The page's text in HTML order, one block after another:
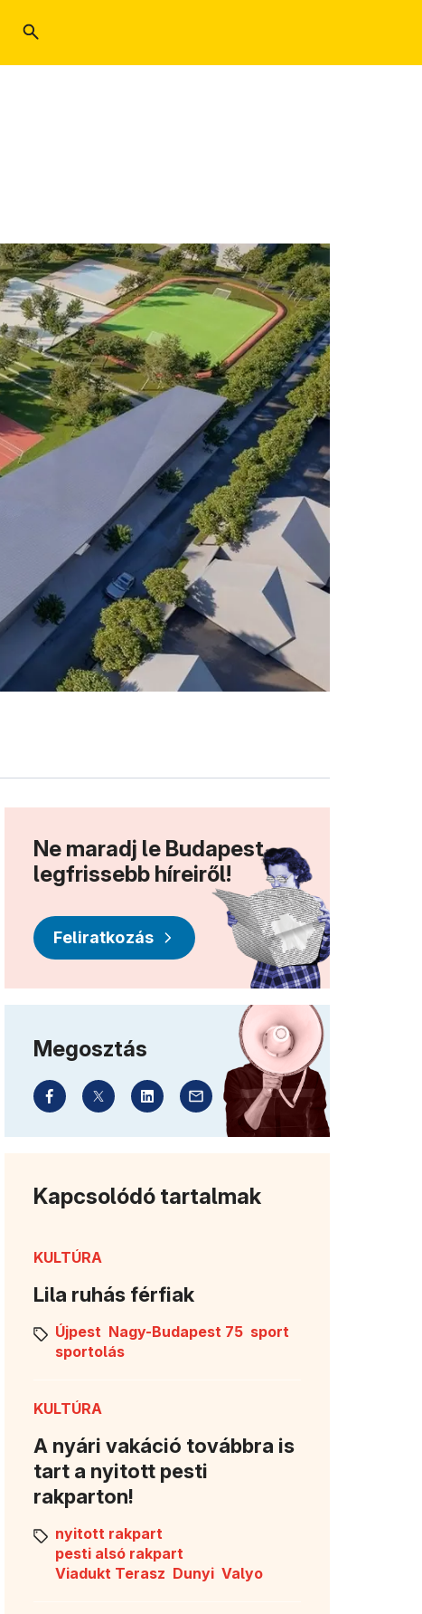
Ne maradj le Budapest
legfrissebb híreiről!
Feliratkozás
Megosztás
Kapcsolódó tartalmak
KULTÚRA
Lila ruhás férfiak
Újpest Nagy-Budapest 75 sport
sportolás
KULTÚRA
A nyári vakáció továbbra is
tart a nyitott pesti
rakparton!
nyitott rakpart
pesti alsó rakpart
Viadukt Terasz Dunyi Valyo